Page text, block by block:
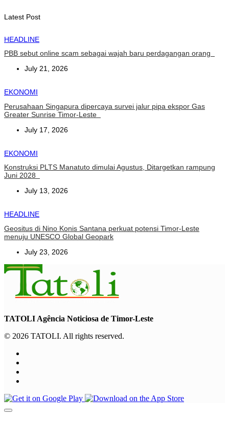
Latest Post
HEADLINE
PBB sebut online scam sebagai wajah baru perdagangan orang
July 21, 2026
EKONOMI
Perusahaan Singapura dipercaya survei jalur pipa ekspor Gas
Greater Sunrise Timor-Leste
July 17, 2026
EKONOMI
Konstruksi PLTS Manatuto dimulai Agustus, Ditargetkan rampung
Juni 2028
July 13, 2026
HEADLINE
Geositus di Nino Konis Santana perkuat potensi Timor-Leste
menuju UNESCO Global Geopark
July 23, 2026
TATOLI Agência Noticiosa de Timor-Leste
© 2026 TATOLI. All rights reserved.